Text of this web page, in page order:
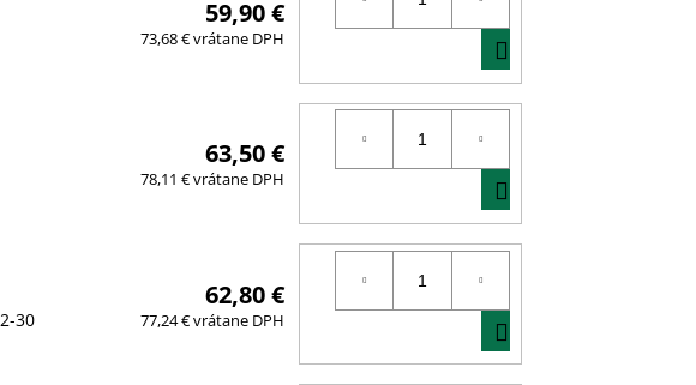
59,90 €
73,68 € vrátane DPH
KOŠÍKA
63,50 €
78,11 € vrátane DPH
KOŠÍKA
30
62,80 €
77,24 € vrátane DPH
KOŠÍKA